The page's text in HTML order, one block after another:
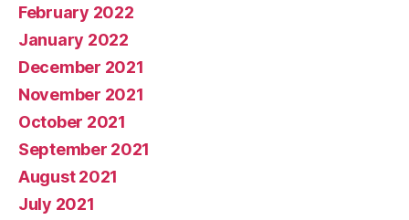
February 2022
January 2022
December 2021
November 2021
October 2021
September 2021
August 2021
July 2021